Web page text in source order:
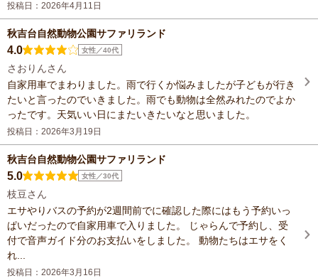
投稿日：2026年4月11日
秋吉台自然動物公園サファリランド
4.0 女性／40代
さおりんさん
自家用車でまわりました。雨で行くか悩みましたが子どもが行き
たいと言ったのでいきました。雨でも動物は全然みれたのでよか
ったです。天気いい日にまたいきたいなと思いました。
投稿日：2026年3月19日
秋吉台自然動物公園サファリランド
5.0 女性／30代
枝豆さん
エサやりバスの予約が2週間前でに確認した際にはもう予約いっ
ぱいだったので自家用車で入りました。 じゃらんで予約し、受
付で音声ガイド分のお支払いをしました。 動物たちはエサをく
れ...
投稿日：2026年3月16日